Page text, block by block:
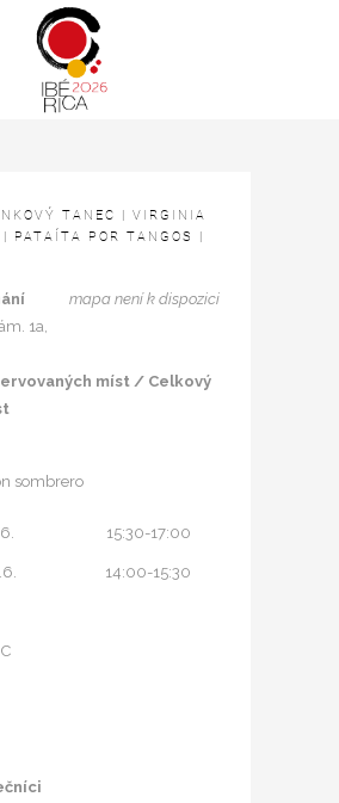
TANEC | VIRGINIA
| PATAÍTA POR TANGOS |
mapa není k dispozici
1a,
míst / Celkový
sombrero
15:30-17:00
14:00-15:30